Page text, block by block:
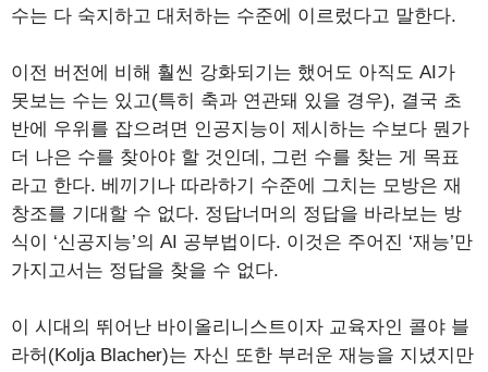
수는 다 숙지하고 대처하는 수준에 이르렀다고 말한다.
이전 버전에 비해 훨씬 강화되기는 했어도 아직도 AI가
못보는 수는 있고(특히 축과 연관돼 있을 경우), 결국 초
반에 우위를 잡으려면 인공지능이 제시하는 수보다 뭔가
더 나은 수를 찾아야 할 것인데, 그런 수를 찾는 게 목표
라고 한다. 베끼기나 따라하기 수준에 그치는 모방은 재
창조를 기대할 수 없다. 정답너머의 정답을 바라보는 방
식이 ‘신공지능’의 AI 공부법이다. 이것은 주어진 ‘재능’만
가지고서는 정답을 찾을 수 없다.
이 시대의 뛰어난 바이올리니스트이자 교육자인 콜야 블
라허(Kolja Blacher)는 자신 또한 부러운 재능을 지녔지만